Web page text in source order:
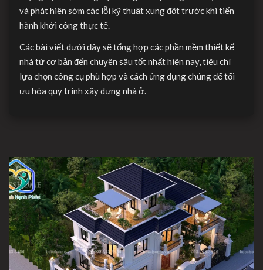
và phát hiện sớm các lỗi kỹ thuật xung đột trước khi tiến
hành khởi công thực tế.
Các bài viết dưới đây sẽ tổng hợp các phần mềm thiết kế
nhà từ cơ bản đến chuyên sâu tốt nhất hiện nay, tiêu chí
lựa chọn công cụ phù hợp và cách ứng dụng chúng để tối
ưu hóa quy trình xây dựng nhà ở.